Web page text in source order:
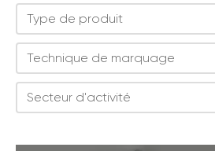
Inspirations - Types
Sélectionnez le contenu
Inspirations - Technique de
Sélectionnez le contenu
Inspirations - Secteur d'activité
Sélectionnez le contenu